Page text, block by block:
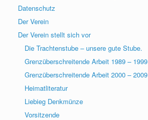
Datenschutz
Der Verein
Der Verein stellt sich vor
Die Trachtenstube – unsere gute Stube.
Grenzüberschreitende Arbeit 1989 – 1999
Grenzüberschreitende Arbeit 2000 – 2009
Heimatliteratur
Liebieg Denkmünze
Vorsitzende